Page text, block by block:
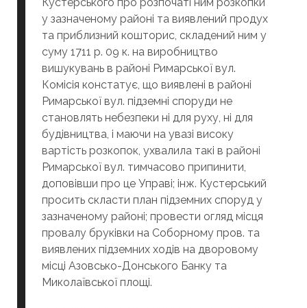
у зазначеному районі та виявлений продух
та приблизний кошторис, складений ним у
суму 1711 р. 09 к. на виробництво
вишукувань в районі Римарської вул.
Комісія констатує, що виявлені в районі
Римарської вул. підземні споруди не
становлять небезпеки ні для руху, ні для
будівництва, і маючи на увазі високу
вартість розкопок, ухвалила такі в районі
Римарської вул. тимчасово припинити,
доповівши про це Управі; інж. Кустерський
просить скласти план підземних споруд у
зазначеному районі; провести огляд місця
провалу бруківки на Соборному пров. та
виявлених підземних ходів на дворовому
місці Азовсько-Донського Банку та
Миколаївської площі.